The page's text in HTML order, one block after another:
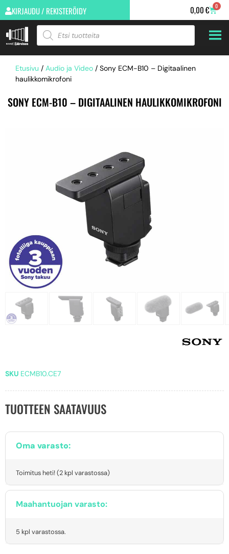
KIRJAUDU / REKISTERÖIDY 0,00€ 0
Etusivu / Audio ja Video / Sony ECM-B10 – Digitaalinen
haulikkomikrofoni
SONY ECM-B10 – DIGITAALINEN HAULIKKOMIKROFONI
SKU ECMB10.CE7
TUOTTEEN SAATAVUUS
Oma varasto:
Toimitus heti! (2 kpl varastossa)
Maahantuojan varasto:
5 kpl varastossa.